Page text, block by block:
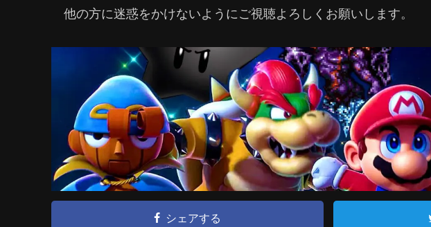
他の方に迷惑をかけないようにご視聴よろしくお願いします。
シェアする